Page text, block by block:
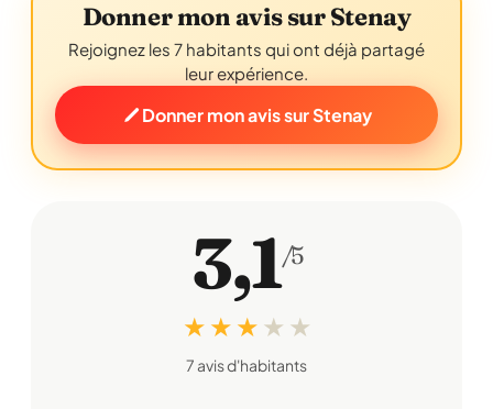
Donner mon avis sur Stenay
Rejoignez les 7 habitants qui ont déjà partagé
leur expérience.
Donner mon avis sur Stenay
3,1/5
★ ★ ★ ★ ★
7 avis d'habitants